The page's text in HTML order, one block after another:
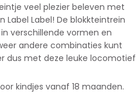
veel plezier beleven met
Label Label! De blokkteintrein
verschillende vormen en
andere combinaties kunt
dus met deze leuke locomotief
kindjes vanaf 18 maanden.